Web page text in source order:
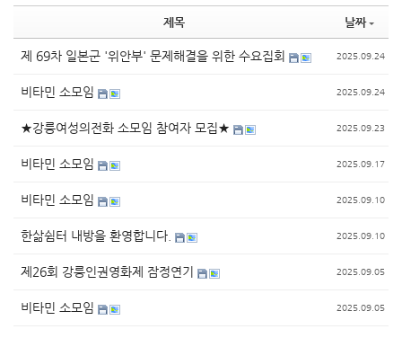
제목 날짜
제 69차 일본군 '위안부' 문제해결을 위한 수요집회 2025.09.24
비타민 소모임 2025.09.24
★강릉여성의전화 소모임 참여자 모집★ 2025.09.23
비타민 소모임 2025.09.17
비타민 소모임 2025.09.10
한삶쉼터 내방을 환영합니다. 2025.09.10
제26회 강릉인권영화제 잠정연기 2025.09.05
비타민 소모임 2025.09.05